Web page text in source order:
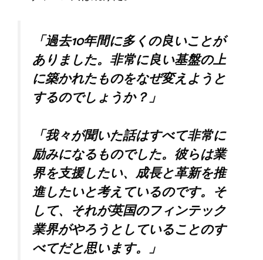
「過去10年間に多くの良いことが
ありました。非常に良い基盤の上
に築かれたものをなぜ変えようと
するのでしょうか？」
「我々が聞いた話はすべて非常に
励みになるものでした。彼らは業
界を支援したい、成長と革新を推
進したいと考えているのです。そ
して、それが英国のフィンテック
業界がやろうとしていることのす
べてだと思います。」